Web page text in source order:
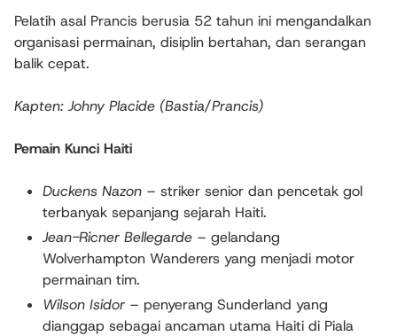
Pelatih asal Prancis berusia 52 tahun ini mengandalkan
organisasi permainan, disiplin bertahan, dan serangan
balik cepat.
Kapten: Johny Placide (Bastia/Prancis)
Pemain Kunci Haiti
Duckens Nazon – striker senior dan pencetak gol
terbanyak sepanjang sejarah Haiti.
Jean-Ricner Bellegarde – gelandang
Wolverhampton Wanderers yang menjadi motor
permainan tim.
Wilson Isidor – penyerang Sunderland yang
dianggap sebagai ancaman utama Haiti di Piala